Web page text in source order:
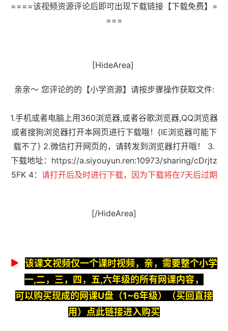
====该视频资源评论后即可出现下载链接【下载免费】=
===
[HideArea]
亲亲～ 您评论的的【小学资源】请按步骤操作获取文件:
1.手机或者电脑上用360浏览器,或者谷歌浏览器,QQ浏览器
或者搜狗浏览器打开本网页进行下载哦！{IE浏览器可能下
载不了} 2.微信打开网页的，请转发到浏览器打开哦！ 3.
下载地址： https://a.siyouyun.ren:10973/sharing/cDrjtz
5FK4： 请打开后及时进行下载，因为下载将在7天后过期
[/HideArea]
该课文视频仅一个课时视频，亲，需要整个小学
一,二，三，四，五,六年级的所有网课内容，
可以购买现成的网课U盘（1~6年级）（买回直接
用）点此链接进入购买